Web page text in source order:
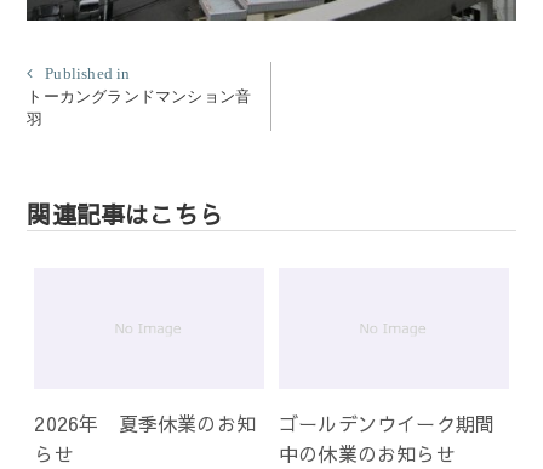
投
稿
ナ
ゲ
ー
Published in
トーカングランドマンション音
羽
関連記事はこちら
2026年 夏季休業のお知
らせ
ゴールデンウイーク期間
中の休業のお知らせ